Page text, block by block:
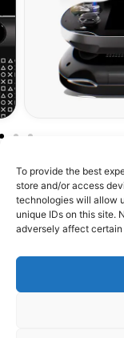
To provide the best
store and/or access
technologies will allow
unique IDs on this site.
adversely affect
À propos de
Boutique